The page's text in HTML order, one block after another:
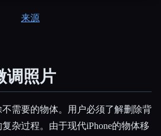
来源
调照片
需要的物体。用户必须了解删除背
杂过程。由于现代iPhone的物体移